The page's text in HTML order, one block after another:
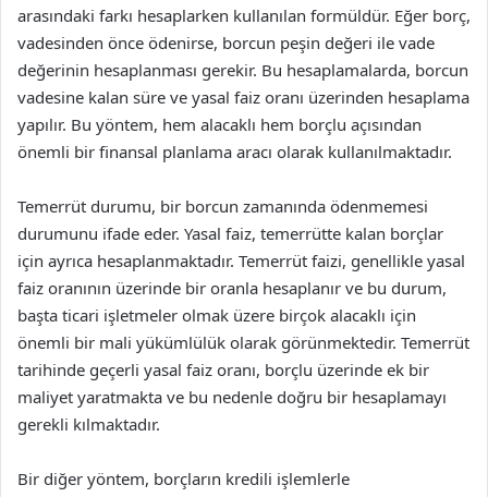
arasındaki farkı hesaplarken kullanılan formüldür. Eğer borç,
vadesinden önce ödenirse, borcun peşin değeri ile vade
değerinin hesaplanması gerekir. Bu hesaplamalarda, borcun
vadesine kalan süre ve yasal faiz oranı üzerinden hesaplama
yapılır. Bu yöntem, hem alacaklı hem borçlu açısından
önemli bir finansal planlama aracı olarak kullanılmaktadır.
Temerrüt durumu, bir borcun zamanında ödenmemesi
durumunu ifade eder. Yasal faiz, temerrütte kalan borçlar
için ayrıca hesaplanmaktadır. Temerrüt faizi, genellikle yasal
faiz oranının üzerinde bir oranla hesaplanır ve bu durum,
başta ticari işletmeler olmak üzere birçok alacaklı için
önemli bir mali yükümlülük olarak görünmektedir. Temerrüt
tarihinde geçerli yasal faiz oranı, borçlu üzerinde ek bir
maliyet yaratmakta ve bu nedenle doğru bir hesaplamayı
gerekli kılmaktadır.
Bir diğer yöntem, borçların kredili işlemlerle